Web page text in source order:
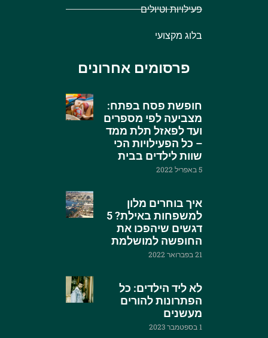
פעילויות וטיולים
בלוג מקצועי
פרסומים אחרונים
חופשת פסח בפתח:
מצביעה לפי מספרים
ועד לפאזל תלת ממד
– כל הפעילויות הכי
שוות לילדים בבית
5 באפריל 2022
איך בוחרים מלון
למשפחות באילת? 5
דגשים שיהפכו את
החופשה למושלמת
21 בפברואר 2022
לא ליד הילדים: כל
הפתרונות להורים
מעשנים
1 בספטמבר 2023